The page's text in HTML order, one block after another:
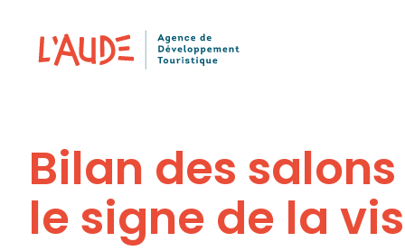
Bilan des
le signe de la